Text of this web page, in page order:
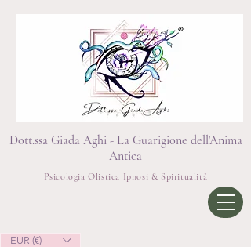
Dott.ssa Giada Aghi - La Guarigione dell'Anima
Antica
Psicologia Olistica Ipnosi & Spiritualità
EUR (€)